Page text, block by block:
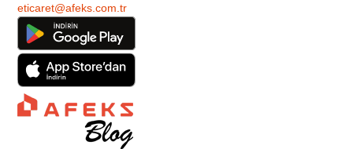
eticaret@afeks.com.tr